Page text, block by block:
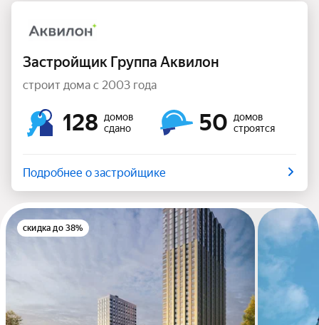
Застройщик Группа Аквилон
строит дома с 2003 года
128
домов
сдано
50
домов
строятся
Подробнее о застройщике
скидка до 38%